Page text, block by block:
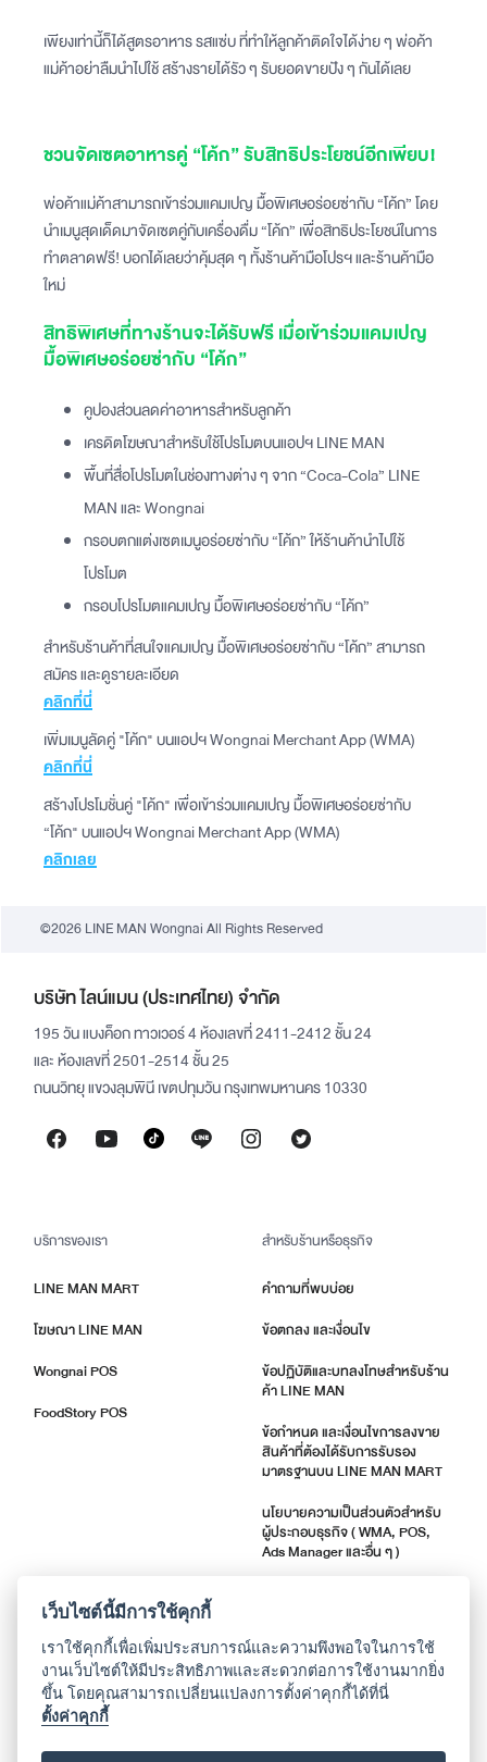
เพียงเท่านี้ก็ได้สูตรอาหาร รสแซ่บ ที่ทำให้ลูกค้าติดใจได้ง่าย ๆ พ่อค้า
แม่ค้าอย่าลืมนำไปใช้ สร้างรายได้รัว ๆ รับยอดขายปัง ๆ กันได้เลย
ชวนจัดเซตอาหารคู่ “โค้ก” รับสิทธิประโยชน์อีกเพียบ!
พ่อค้าแม่ค้าสามารถเข้าร่วมแคมเปญ มื้อพิเศษอร่อยซ่ากับ “โค้ก” โดย
นำเมนูสุดเด็ดมาจัดเซตคู่กับเครื่องดื่ม “โค้ก” เพื่อสิทธิประโยชน์ในการ
ทำตลาดฟรี! บอกได้เลยว่าคุ้มสุด ๆ ทั้งร้านค้ามือโปรฯ และร้านค้ามือ
ใหม่
สิทธิพิเศษที่ทางร้านจะได้รับฟรี เมื่อเข้าร่วมแคมเปญ
มื้อพิเศษอร่อยซ่ากับ “โค้ก”
คูปองส่วนลดค่าอาหารสำหรับลูกค้า
เครดิตโฆษณาสำหรับใช้โปรโมตบนแอปฯ LINE MAN
พื้นที่สื่อโปรโมตในช่องทางต่าง ๆ จาก “Coca-Cola” LINE
MAN และ Wongnai
กรอบตกแต่งเซตเมนูอร่อยซ่ากับ “โค้ก” ให้ร้านค้านำไปใช้
โปรโมต
กรอบโปรโมตแคมเปญ มื้อพิเศษอร่อยซ่ากับ “โค้ก”
สำหรับร้านค้าที่สนใจแคมเปญ มื้อพิเศษอร่อยซ่ากับ “โค้ก” สามารถ
สมัคร และดูรายละเอียด
คลิกที่นี่
เพิ่มเมนูลัดคู่ "โค้ก" บนแอปฯ Wongnai Merchant App (WMA)
คลิกที่นี่
สร้างโปรโมชั่นคู่ "โค้ก" เพื่อเข้าร่วมแคมเปญ มื้อพิเศษอร่อยซ่ากับ
“โค้ก" บนแอปฯ Wongnai Merchant App (WMA)
คลิกเลย
©2026 LINE MAN Wongnai All Rights Reserved
บริษัท ไลน์แมน (ประเทศไทย) จำกัด
195 วัน แบงค็อก ทาวเวอร์ 4 ห้องเลขที่ 2411-2412 ชั้น 24
และ ห้องเลขที่ 2501-2514 ชั้น 25
ถนนวิทยุ แขวงลุมพินี เขตปทุมวัน กรุงเทพมหานคร 10330
บริการของเรา
LINE MAN MART
โฆษณา LINE MAN
Wongnai POS
FoodStory POS
สำหรับร้านหรือธุรกิจ
คำถามที่พบบ่อย
ข้อตกลง และเงื่อนไข
ข้อปฏิบัติและบทลงโทษสำหรับร้าน
ค้า LINE MAN
ข้อกำหนด และเงื่อนไขการลงขาย
สินค้าที่ต้องได้รับการรับรอง
มาตรฐานบน LINE MAN MART
นโยบายความเป็นส่วนตัวสำหรับ
ผู้ประกอบธุรกิจ ( WMA, POS,
Ads Manager และอื่น ๆ )
แจ้งอัปเดตแอปพลิเคชัน
เกี่ยวกับเรา
เว็บไซต์นี้มีการใช้คุกกี้
เราใช้คุกกี้เพื่อเพิ่มประสบการณ์และความพึงพอใจในการใช้
งานเว็บไซต์ให้มีประสิทธิภาพและสะดวกต่อการใช้งานมากยิ่ง
ขึ้น โดยคุณสามารถเปลี่ยนแปลงการตั้งค่าคุกกี้ได้ที่นี่
ตั้งค่าคุกกี้